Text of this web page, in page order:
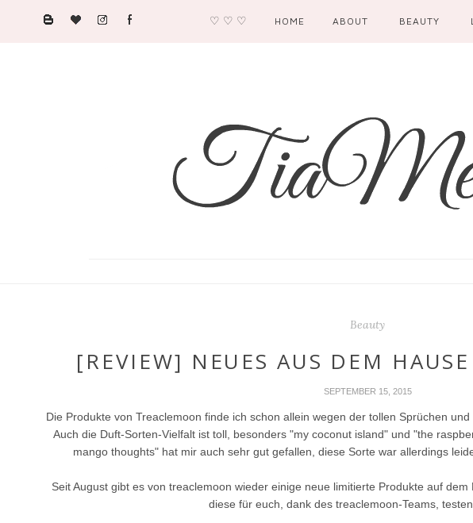
♡ ♡ ♡ HOME ABOUT BEAUTY
Beauty
[REVIEW] NEUES AUS DEM
SEPTEMBER 15, 2015
Die Produkte von Treaclemoon finde ich schon allein wegen der tollen Sprüchen
Auch die Duft-Sorten-Vielfalt ist toll, besonders "my coconut island" und "the
mango thoughts" hat mir auch sehr gut gefallen, diese Sorte war allerdings
Seit August gibt es von treaclemoon wieder einige neue limitierte Produkte auf
diese für euch, dank des treaclemoon-Teams,